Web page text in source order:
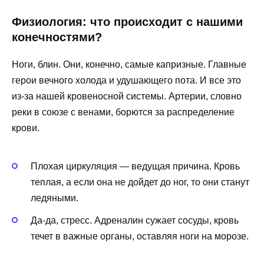
Физиология: что происходит с нашими
конечностями?
Ноги, блин. Они, конечно, самые капризные. Главные
герои вечного холода и удушающего пота. И все это
из-за нашей кровеносной системы. Артерии, словно
реки в союзе с венами, борются за распределение
крови.
Плохая циркуляция — ведущая причина. Кровь
теплая, а если она не дойдет до ног, то они станут
ледяными.
Да-да, стресс. Адреналин сужает сосуды, кровь
течет в важные органы, оставляя ноги на морозе.